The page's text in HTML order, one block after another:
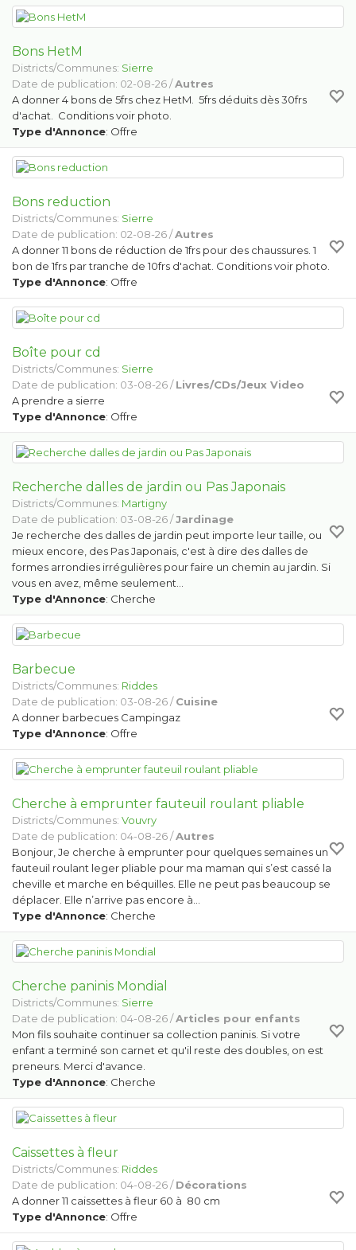
Bons HetM
Districts/Communes: Sierre
Date de publication: 02-08-26 /Autres
A donner 4 bons de 5frs chez HetM. 5frs déduits dès 30frs
d'achat. Conditions voir photo.
Type d'Annonce: Offre
Bons reduction
Districts/Communes: Sierre
Date de publication: 02-08-26 /Autres
A donner 11 bons de réduction de 1frs pour des chaussures. 1
bon de 1frs par tranche de 10frs d'achat. Conditions voir photo.
Type d'Annonce: Offre
Boîte pour cd
Districts/Communes: Sierre
Date de publication: 03-08-26 /Livres/CDs/Jeux Video
A prendre a sierre
Type d'Annonce: Offre
Recherche dalles de jardin ou Pas Japonais
Districts/Communes: Martigny
Date de publication: 03-08-26 /Jardinage
Je recherche des dalles de jardin peut importe leur taille, ou
mieux encore, des Pas Japonais, c'est à dire des dalles de
formes arrondies irrégulières pour faire un chemin au jardin. Si
vous en avez, même seulement…
Type d'Annonce: Cherche
Barbecue
Districts/Communes: Riddes
Date de publication: 03-08-26 /Cuisine
A donner barbecues Campingaz
Type d'Annonce: Offre
Cherche à emprunter fauteuil roulant pliable
Districts/Communes: Vouvry
Date de publication: 04-08-26 /Autres
Bonjour, Je cherche à emprunter pour quelques semaines un
fauteuil roulant leger pliable pour ma maman qui s’est cassé la
cheville et marche en béquilles. Elle ne peut pas beaucoup se
déplacer. Elle n’arrive pas encore à…
Type d'Annonce: Cherche
Cherche paninis Mondial
Districts/Communes: Sierre
Date de publication: 04-08-26 /Articles pour enfants
Mon fils souhaite continuer sa collection paninis. Si votre
enfant a terminé son carnet et qu'il reste des doubles, on est
preneurs. Merci d'avance.
Type d'Annonce: Cherche
Caissettes à fleur
Districts/Communes: Riddes
Date de publication: 04-08-26 /Décorations
A donner 11 caissettes à fleur 60 à 80 cm
Type d'Annonce: Offre